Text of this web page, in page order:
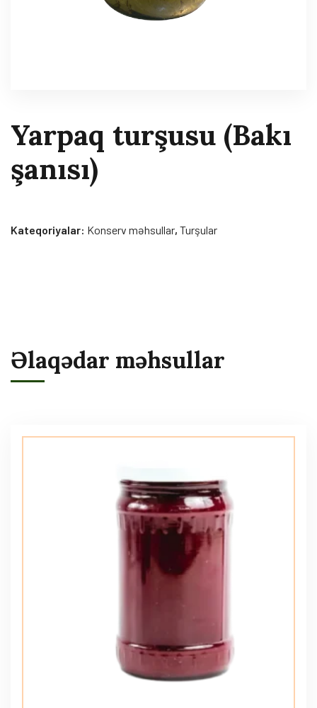
Yarpaq turşusu (Bakı
şanısı)
Kateqoriyalar: Konserv məhsullar, Turşular
Əlaqədar məhsullar